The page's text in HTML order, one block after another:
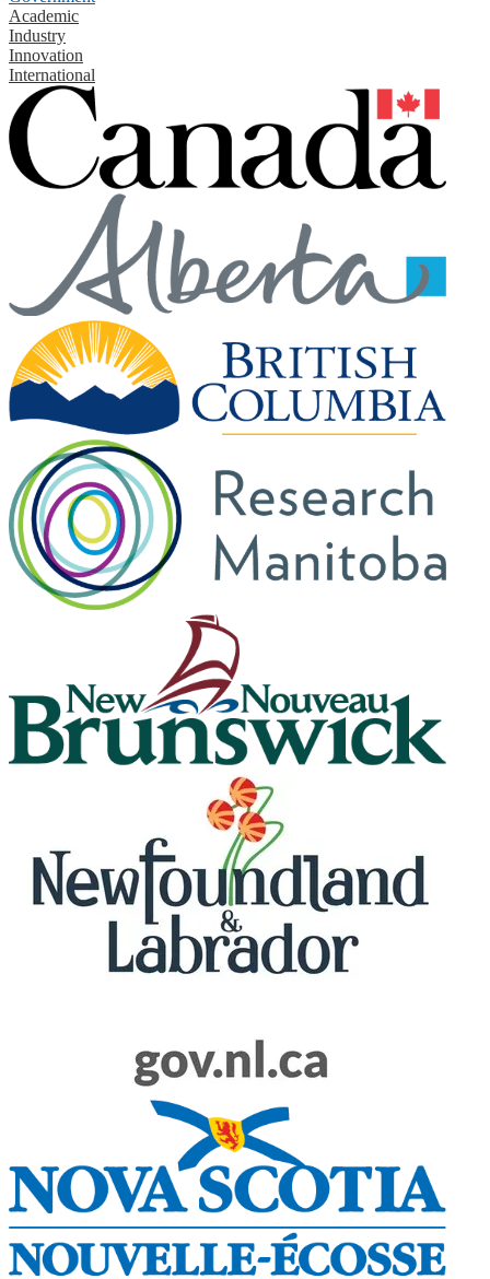
Academic
Industry
Innovation
International